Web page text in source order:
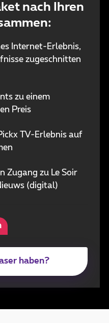
nach Ihren
Internet-Erlebnis,
zugeschnitten
zu einem
Preis
TV-Erlebnis auf
Zugang zu Le Soir
(digital)
haben?